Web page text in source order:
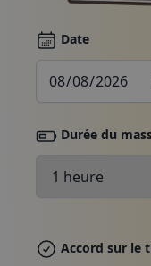
Faire
Date
Durée du
Accord sur le